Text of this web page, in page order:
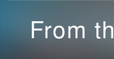
From